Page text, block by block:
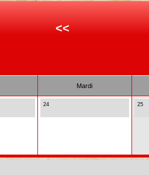
<<
Mardi
24 25